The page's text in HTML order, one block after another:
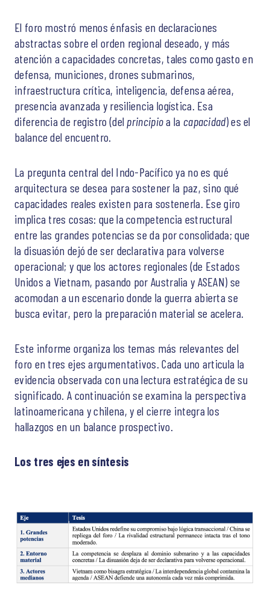
El foro mostró menos énfasis en declaraciones
abstractas sobre el orden regional deseado, y más
atención a capacidades concretas, tales como gasto en
defensa, municiones, drones submarinos,
infraestructura crítica, inteligencia, defensa aérea,
presencia avanzada y resiliencia logística. Esa
diferencia de registro (del principioa la capacidad) es el
balance del encuentro.
La pregunta central del Indo-Pacífico ya no es qué
arquitectura se desea para sostener la paz, sino qué
capacidades reales existen para sostenerla. Ese giro
implica tres cosas: que la competencia estructural
entre las grandes potencias se da por consolidada; que
la disuasión dejó de ser declarativa para volverse
operacional; y que los actores regionales (de Estados
Unidos a Vietnam, pasando por Australia y ASEAN) se
acomodan a un escenario donde la guerra abierta se
busca evitar, pero la preparación material se acelera.
Este informe organiza los temas más relevantes del
foro en tres ejes argumentativos. Cada uno articula la
evidencia observada con una lectura estratégica de su
significado. A continuación se examina la perspectiva
latinoamericana y chilena, y el cierre integra los
hallazgos en un balance prospectivo.
Los tres ejes en síntesis